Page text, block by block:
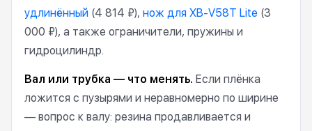
удлинённый (4 814 ₽), нож для XB-V58T Lite (3
000 ₽), а также ограничители, пружины и
гидроцилиндр.
Вал или трубка — что менять. Если плёнка
ложится с пузырями и неравномерно по ширине
— вопрос к валу: резина продавливается и